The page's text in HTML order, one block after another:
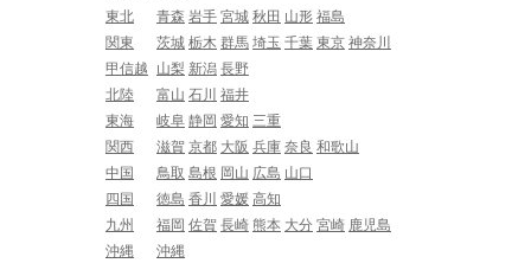
東北
青森 岩手 宮城 秋田 山形 福島
関東
茨城 栃木 群馬 埼玉 千葉 東京 神奈川
甲信越
山梨 新潟 長野
北陸
富山 石川 福井
東海
岐阜 静岡 愛知 三重
関西
滋賀 京都 大阪 兵庫 奈良 和歌山
中国
鳥取 島根 岡山 広島 山口
四国
徳島 香川 愛媛 高知
九州
福岡 佐賀 長崎 熊本 大分 宮崎 鹿児島
沖縄
沖縄